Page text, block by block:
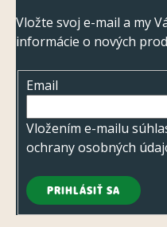
Vložte svoj e-mail a my
informácie o nových
Email
Vložením e-mailu
ochrany osobných
PRIHLÁSIŤ SA